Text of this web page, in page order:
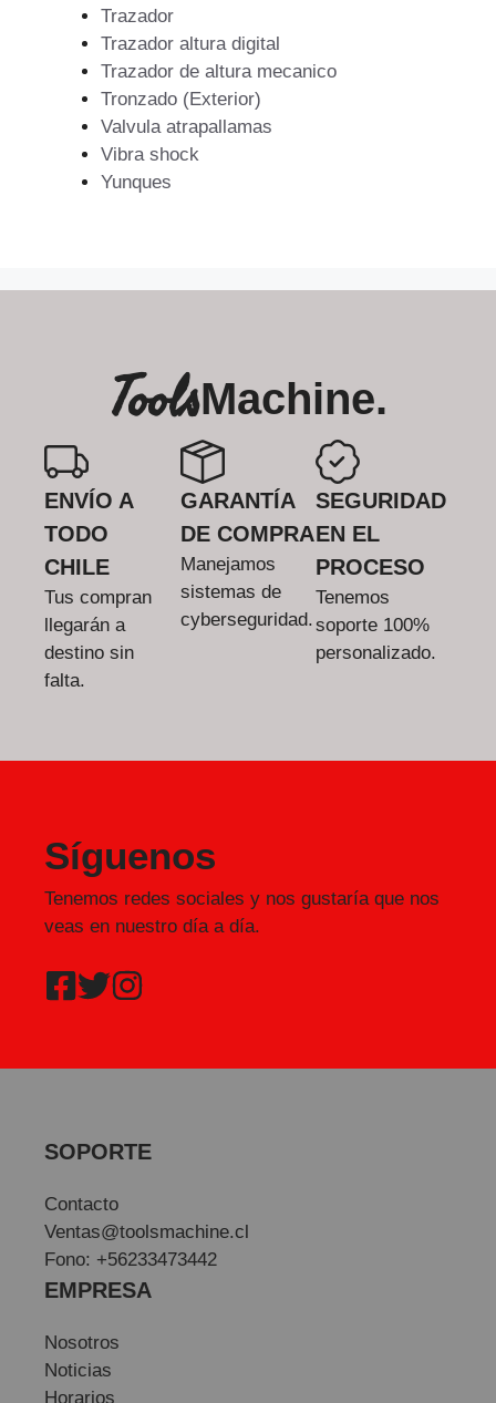
Trazador
Trazador altura digital
Trazador de altura mecanico
Tronzado (Exterior)
Valvula atrapallamas
Vibra shock
Yunques
ToolsMachine.
ENVÍO A
TODO
CHILE
Tus compran
llegarán a
destino sin
falta.
GARANTÍA
DE COMPRA
Manejamos
sistemas de
cyberseguridad.
SEGURIDAD
EN EL
PROCESO
Tenemos
soporte 100%
personalizado.
Síguenos
Tenemos redes sociales y nos gustaría que nos
veas en nuestro día a día.
SOPORTE
Contacto
Ventas@toolsmachine.cl
Fono: +56233473442
EMPRESA
Nosotros
Noticias
Horarios